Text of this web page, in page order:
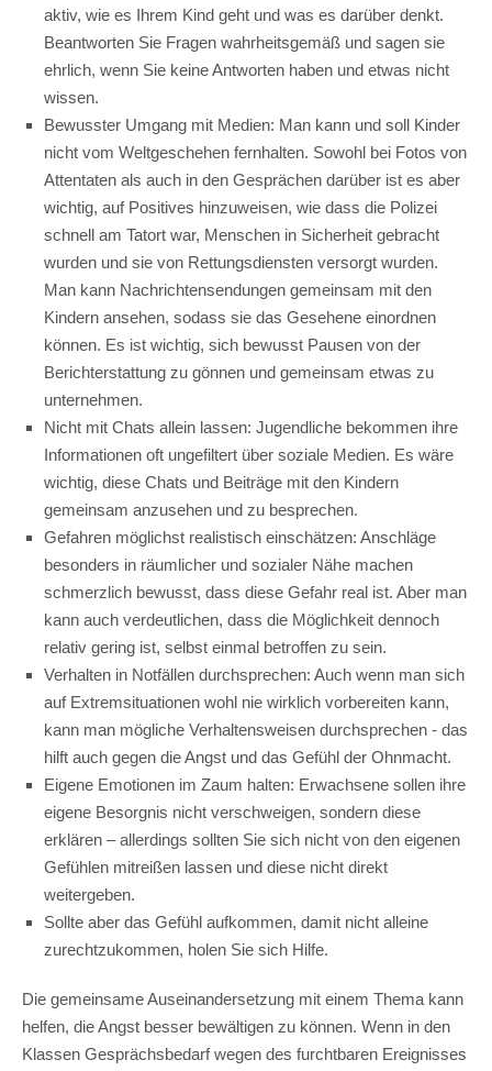
aktiv, wie es Ihrem Kind geht und was es darüber denkt.
Beantworten Sie Fragen wahrheitsgemäß und sagen sie
ehrlich, wenn Sie keine Antworten haben und etwas nicht
wissen.
Bewusster Umgang mit Medien: Man kann und soll Kinder
nicht vom Weltgeschehen fernhalten. Sowohl bei Fotos von
Attentaten als auch in den Gesprächen darüber ist es aber
wichtig, auf Positives hinzuweisen, wie dass die Polizei
schnell am Tatort war, Menschen in Sicherheit gebracht
wurden und sie von Rettungsdiensten versorgt wurden.
Man kann Nachrichtensendungen gemeinsam mit den
Kindern ansehen, sodass sie das Gesehene einordnen
können. Es ist wichtig, sich bewusst Pausen von der
Berichterstattung zu gönnen und gemeinsam etwas zu
unternehmen.
Nicht mit Chats allein lassen: Jugendliche bekommen ihre
Informationen oft ungefiltert über soziale Medien. Es wäre
wichtig, diese Chats und Beiträge mit den Kindern
gemeinsam anzusehen und zu besprechen.
Gefahren möglichst realistisch einschätzen: Anschläge
besonders in räumlicher und sozialer Nähe machen
schmerzlich bewusst, dass diese Gefahr real ist. Aber man
kann auch verdeutlichen, dass die Möglichkeit dennoch
relativ gering ist, selbst einmal betroffen zu sein.
Verhalten in Notfällen durchsprechen: Auch wenn man sich
auf Extremsituationen wohl nie wirklich vorbereiten kann,
kann man mögliche Verhaltensweisen durchsprechen - das
hilft auch gegen die Angst und das Gefühl der Ohnmacht.
Eigene Emotionen im Zaum halten: Erwachsene sollen ihre
eigene Besorgnis nicht verschweigen, sondern diese
erklären – allerdings sollten Sie sich nicht von den eigenen
Gefühlen mitreißen lassen und diese nicht direkt
weitergeben.
Sollte aber das Gefühl aufkommen, damit nicht alleine
zurechtzukommen, holen Sie sich Hilfe.
Die gemeinsame Auseinandersetzung mit einem Thema kann
helfen, die Angst besser bewältigen zu können. Wenn in den
Klassen Gesprächsbedarf wegen des furchtbaren Ereignisses